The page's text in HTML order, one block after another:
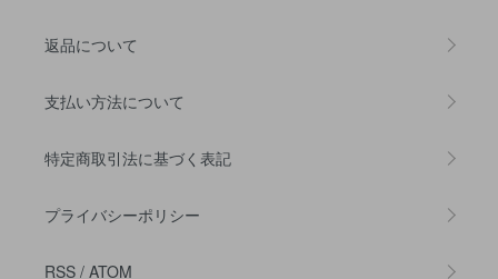
返品について
支払い方法について
特定商取引法に基づく表記
プライバシーポリシー
RSS / ATOM